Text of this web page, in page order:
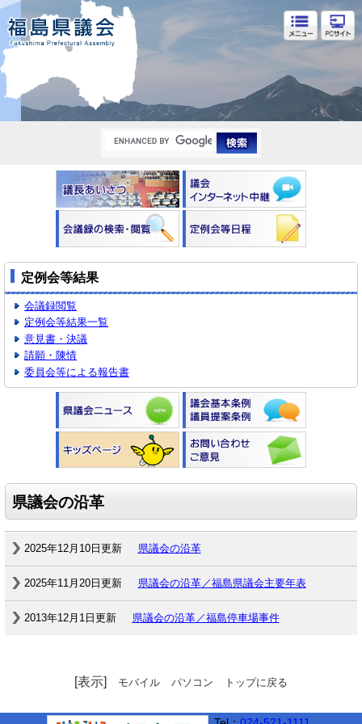
福島県議会
定例会等結果
会議録閲覧
定例会等結果一覧
意見書・決議
請願・陳情
委員会等による報告書
県議会の沿革
2025年12月10日更新 県議会の沿革
2025年11月20日更新 県議会の沿革／福島県議会主要年表
2013年12月1日更新 県議会の沿革／福島停車場事件
[表示] モバイル パソコン トップに戻る